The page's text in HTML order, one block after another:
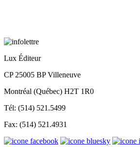
Lux Éditeur
CP 25005 BP Villeneuve
Montréal (Québec) H2T 1R0
Tél: (514) 521.5499
Fax: (514) 521.4931